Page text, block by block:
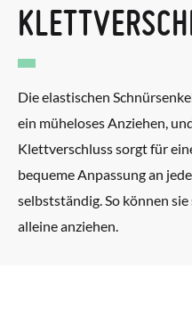
Die elastischen
ein müheloses Anziehen,
Klettverschluss sorgt für
bequeme Anpassung an
selbstständig. So können sie
alleine anziehen.